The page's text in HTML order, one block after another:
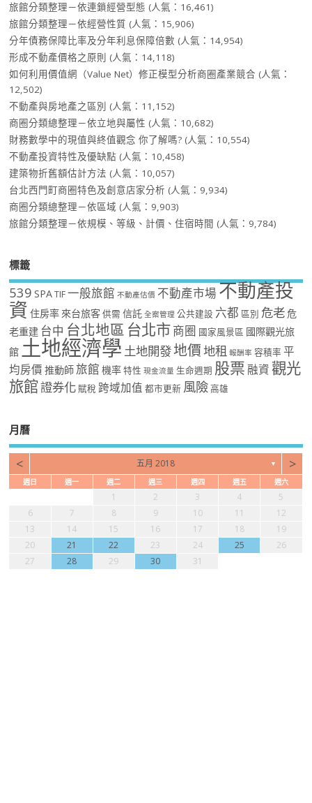
旅館分類整理－依連鎖經營型態 (人氣：16,461)
旅館分類整理－依經營性質 (人氣：15,906)
分年債務保障比率及分年利息保障倍數 (人氣：14,954)
形成不動產價格之原則 (人氣：14,118)
如何利用價值網（Value Net）修正模型分析商圈產業競合 (人氣：
12,502)
不動產與房地產之區別 (人氣：11,152)
商圈分類總整理－依立地與屬性 (人氣：10,682)
財務數學中的現值與終值觀念 你了解嗎? (人氣：10,554)
不動產投資特性及優缺點 (人氣：10,458)
建築物折舊額估計方法 (人氣：10,057)
台北西門町商圈特色及創意店家分析 (人氣：9,934)
商圈分類總整理－依區域 (人氣：9,903)
旅館分類整理－依規模、等級、計價、住宿時間 (人氣：9,784)
標籤
539 SPA TIF 一般旅館 不動產估價 不動產市場不動產投
資 住房率 來台旅客 供需 信託 全案管理 公共建設 六都 區別 危老危
老重建 台中 台北地區 台北市商圈 國家風景區 國際觀光旅
館 土地經濟學 土地開發地價地租 報酬率 容積率 平
均房價 推動師旅館 機率 特性 現金流量 生命週期 股票 融資 觀光
旅館證券化 賦稅 跨域加值 都市更新 風險 高雄
月曆
< 五月 2018 ▼ >
週日 週一 週二 週三 週四 週五 週六
1 2 3 4
5
6
7 8 9 10 11
12
13
14 15 16 17 18
19
20
21 22 23 24 25
26
27
28 29 30 31